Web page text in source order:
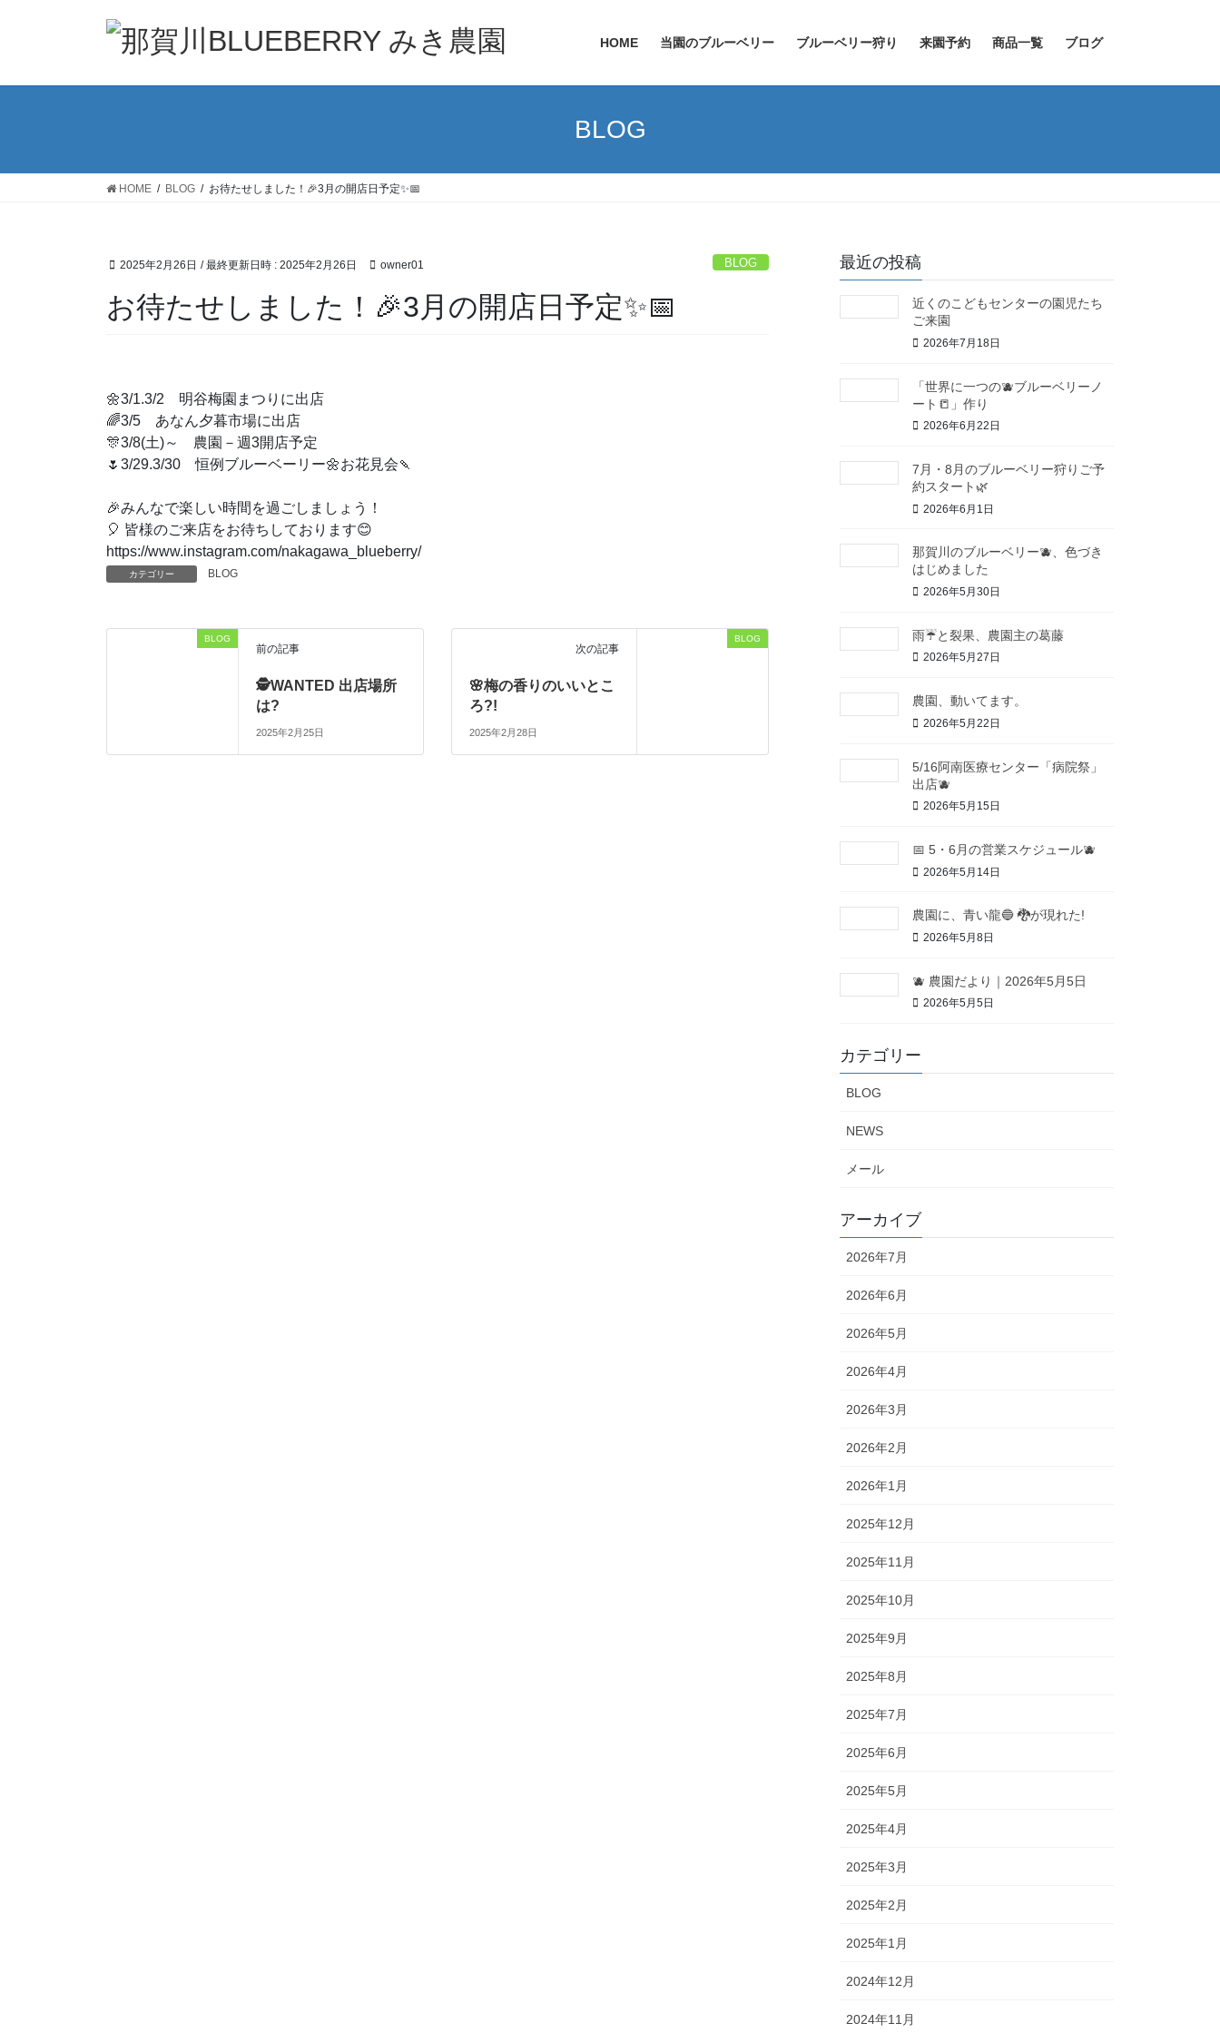
HOME 当園のブルーベリー ブルーベリー狩り 来園予約 商品一覧 ブログ
BLOG
HOME BLOG お待たせしました！🎉3月の開店日予定✨📅
2025年2月26日 / 最終更新日時 : 2025年2月26日 owner01 BLOG
お待たせしました！🎉3月の開店日予定✨📅
🌼3/1.3/2 明谷梅園まつりに出店
🌈3/5 あなん夕暮市場に出店
🎊3/8(土)～ 農園－週3開店予定
🌷 3/29.3/30 恒例ブルーベーリー🌼お花見会🍡
🎉みんなで楽しい時間を過ごしましょう！
🎈 皆様のご来店をお待ちしております😊
https://www.instagram.com/nakagawa_blueberry/
カテゴリー BLOG
BLOG
前の記事
🕵WANTED 出店場所
は?
2025年2月25日
BLOG
次の記事
🌸梅の香りのいいとこ
ろ?!
2025年2月28日
最近の投稿
近くのこどもセンターの園児たち
ご来園
2026年7月18日
「世界に一つの🫐ブルーベリーノ
ート📒」作り
2026年6月22日
7月・8月のブルーベリー狩りご予
約スタート🌿
2026年6月1日
那賀川のブルーベリー🫐、色づき
はじめました
2026年5月30日
雨☔と裂果、農園主の葛藤
2026年5月27日
農園、動いてます。
2026年5月22日
5/16阿南医療センター「病院祭」
出店🫐
2026年5月15日
📅 5・6月の営業スケジュール🫐
2026年5月14日
農園に、青い龍🔵 🐉が現れた!
2026年5月8日
🫐 農園だより｜2026年5月5日
2026年5月5日
カテゴリー
BLOG
NEWS
メール
アーカイブ
2026年7月
2026年6月
2026年5月
2026年4月
2026年3月
2026年2月
2026年1月
2025年12月
2025年11月
2025年10月
2025年9月
2025年8月
2025年7月
2025年6月
2025年5月
2025年4月
2025年3月
2025年2月
2025年1月
2024年12月
2024年11月